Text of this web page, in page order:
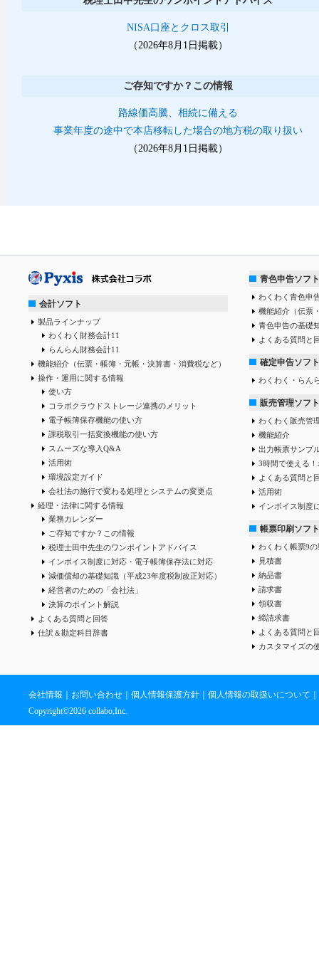
NISA口座とクロス取引
（2026年8月1日掲載）
ご存知ですか？この情報
路線価高騰、相続に備える
事業年度の途中で本店移転した場合の地方税の取り扱い
（2026年8月1日掲載）
会計ソフト
製品ラインナップ
わくわく財務会計11
らんらん財務会計11
機能紹介（伝票・帳簿・元帳・決算書・消費税など）
操作・運用に関する情報
使い方
コラボクラウドストレージ連携のメリット
電子帳簿保存機能の使い方
課税取引一括変換機能の使い方
スムーズな導入Q&A
活用術
環境設定ガイド
会社法の施行で変わる処理とシステムの変更点
経理・法律に関する情報
業務カレンダー
ご存知ですか？この情報
税理士田中先生のワンポイントアドバイス
インボイス制度に対応・電子帳簿保存法に対応
減価償却の基礎知識（平成23年度税制改正対応）
経営者のための「会社法」
決算のポイント解説
よくある質問と回答
仕訳＆勘定科目辞書
青色申告ソフト
わくわく青色申
機能紹介（伝票
青色申告の基礎
よくある質問と
確定申告ソフト
わくわく・らん
販売管理ソフト
わくわく販売管
機能紹介
出力帳票サンプ
3時間で使える
よくある質問と
活用術
インボイス制度
帳票印刷ソフト
わくわく帳票9
見積書
納品書
請求書
領収書
締請求書
よくある質問と
カスタマイズの
会社情報 お問い合わせ 個人情報保護方針 個人情報の取扱いについて
Copyright©2026 collabo,Inc.